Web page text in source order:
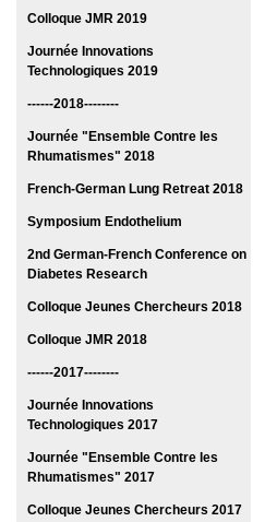
Colloque JMR 2019
Journée Innovations
Technologiques 2019
------2018--------
Journée "Ensemble Contre les
Rhumatismes" 2018
French-German Lung Retreat 2018
Symposium Endothelium
2nd German-French Conference on
Diabetes Research
Colloque Jeunes Chercheurs 2018
Colloque JMR 2018
------2017--------
Journée Innovations
Technologiques 2017
Journée "Ensemble Contre les
Rhumatismes" 2017
Colloque Jeunes Chercheurs 2017